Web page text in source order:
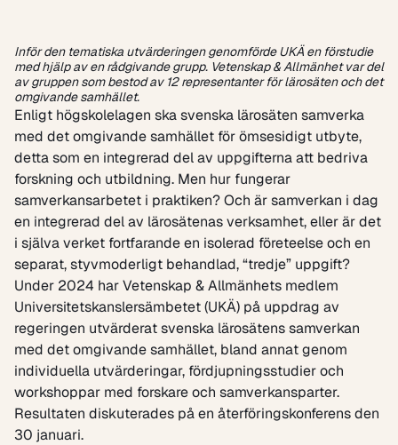
Inför den tematiska utvärderingen genomförde UKÄ en förstudie
med hjälp av en rådgivande grupp. Vetenskap & Allmänhet var del
av gruppen som bestod av 12 representanter för lärosäten och det
omgivande samhället.
Enligt högskolelagen ska svenska lärosäten samverka
med det omgivande samhället för ömsesidigt utbyte,
detta som en integrerad del av uppgifterna att bedriva
forskning och utbildning. Men hur fungerar
samverkansarbetet i praktiken? Och är samverkan i dag
en integrerad del av lärosätenas verksamhet, eller är det
i själva verket fortfarande en isolerad företeelse och en
separat, styvmoderligt behandlad, “tredje” uppgift?
Under 2024 har Vetenskap & Allmänhets medlem
Universitetskanslersämbetet (UKÄ) på uppdrag av
regeringen utvärderat svenska lärosätens samverkan
med det omgivande samhället, bland annat genom
individuella utvärderingar, fördjupningsstudier och
workshoppar med forskare och samverkansparter.
Resultaten diskuterades på en återföringskonferens den
30 januari.